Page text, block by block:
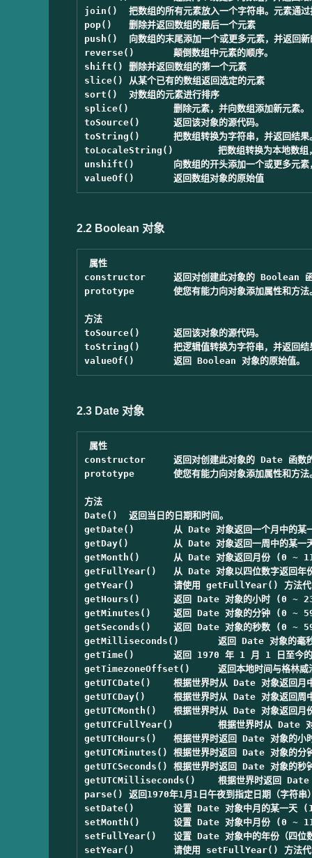
join()	把数组的所有元素放入一个字符串。元素通过指定的分隔符进行分隔。
pop()	删除并返回数组的最后一个元素
push()	向数组的末尾添加一个或更多元素，并返回新的长度。
reverse()	颠倒数组中元素的顺序。
shift()	删除并返回数组的第一个元素
slice()	从某个已有的数组返回选定的元素
sort()	对数组的元素进行排序
splice()	删除元素，并向数组添加新元素。
toSource()	返回该对象的源代码。
toString()	把数组转换为字符串，并返回结果。
toLocaleString()	把数组转换为本地数组，并返回结果。
unshift()	向数组的开头添加一个或更多元素，并返回新的长度。
2.2 Boolean 对象
属性
constructor	返回对创建此对象的 Boolean 函数的引用
prototype	使您有能力向对象添加属性和方法。
方法
toSource()	返回该对象的源代码。
toString()	把逻辑值转换为字符串，并返回结果。
2.3 Date 对象
属性
constructor	返回对创建此对象的 Date 函数的引用。
prototype	使您有能力向对象添加属性和方法。
方法
Date()	返回当日的日期和时间。
getDate()	从 Date 对象返回一个月中的某一天 (1 ~ 31)。
getDay()	从 Date 对象返回一周中的某一天 (0 ~ 6)。
getMonth()	从 Date 对象返回月份 (0 ~ 11)。
getFullYear()	从 Date 对象以四位数字返回年份。
getYear()	请使用 getFullYear() 方法代替。
getHours()	返回 Date 对象的小时 (0 ~ 23)。
getMinutes()	返回 Date 对象的分钟 (0 ~ 59)。
getSeconds()	返回 Date 对象的秒数 (0 ~ 59)。
getMilliseconds()	返回 Date 对象的毫秒(0 ~ 999)。
getTime()	返回 1970 年 1 月 1 日至今的毫秒数。
getTimezoneOffset()	返回本地时间与格林威治标准时间 (GMT) 的分钟差。
getUTCDate()	根据世界时从 Date 对象返回月中的一天 (1 ~ 31)。
getUTCDay()	根据世界时从 Date 对象返回周中的一天 (0 ~ 6)。
getUTCMonth()	根据世界时从 Date 对象返回月份 (0 ~ 11)。
getUTCFullYear()	根据世界时从 Date 对象返回四位数的年份。
getUTCHours()	根据世界时返回 Date 对象的小时 (0 ~ 23)。
getUTCMinutes()	根据世界时返回 Date 对象的分钟 (0 ~ 59)。
getUTCSeconds()	根据世界时返回 Date 对象的秒钟 (0 ~ 59)。
getUTCMilliseconds()	根据世界时返回 Date 对象的毫秒(0 ~ 999)。
parse()	返回1970年1月1日午夜到指定日期（字符串）的毫秒数。
setDate()	设置 Date 对象中月的某一天 (1 ~ 31)。
setMonth()	设置 Date 对象中月份 (0 ~ 11)。
setFullYear()	设置 Date 对象中的年份（四位数字）。
setYear()	请使用 setFullYear() 方法代替。